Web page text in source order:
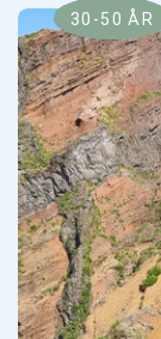
30-50 ÅR